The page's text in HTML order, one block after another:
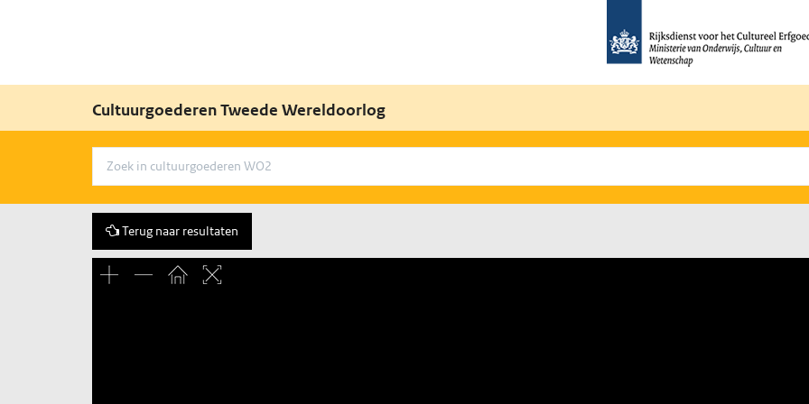
Cultuurgoederen Tweede Wereldoorlog
Terug naar resultaten